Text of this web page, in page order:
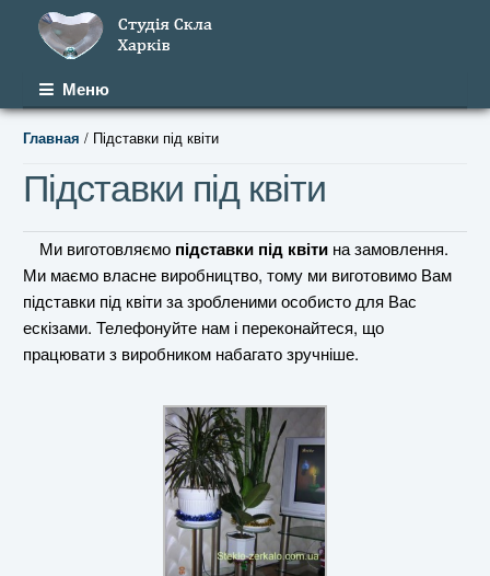
Перейти к навигации
Перейти к содержимому
Меню
Главная / Підставки під квіти
Підставки під квіти
Ми виготовляємо підставки під квітина замовлення.
Ми маємо власне виробництво, тому ми виготовимо Вам
підставки під квіти за зробленими особисто для Вас
ескізами. Телефонуйте нам і переконайтеся, що
працювати з виробником набагато зручніше.